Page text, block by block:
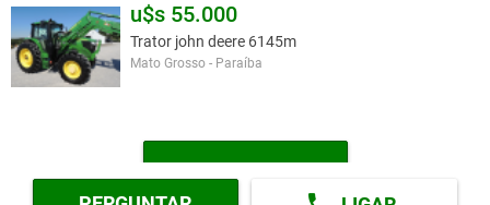
u$s 55.000
Trator john deere 6145m
Mato Grosso - Paraíba